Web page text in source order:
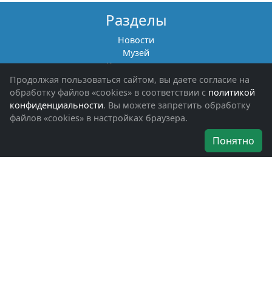
Разделы
Новости
Музей
Книги памяти
Фотоальбомы
Обращения граждан
Помощь участникам СВО и их семьям
Об организации
Наши награды
Продолжая пользоваться сайтом, вы даете согласие на
обработку файлов «cookies» в соответствии с политикой
конфиденциальности. Вы можете запретить обработку
файлов «cookies» в настройках браузера.
Понятно